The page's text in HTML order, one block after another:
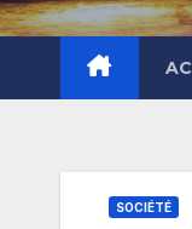
SOCIÉTÉ